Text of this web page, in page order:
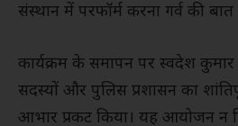
संस्थान में परफॉर्म करना गर्व की बात
कार्यक्रम के समापन पर स्वदेश
सदस्यों और पुलिस प्रशासन का
आभार प्रकट किया। यह आयोजन न